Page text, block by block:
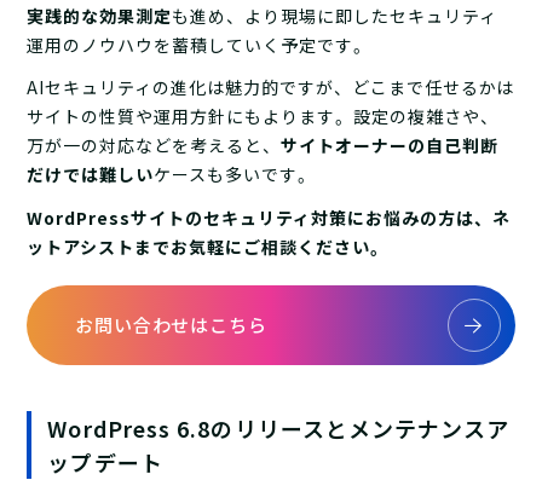
実践的な効果測定も進め、より現場に即したセキュリティ
運用のノウハウを蓄積していく予定です。
AIセキュリティの進化は魅力的ですが、どこまで任せるかは
サイトの性質や運用方針にもよります。設定の複雑さや、
万が一の対応などを考えると、サイトオーナーの自己判断
だけでは難しいケースも多いです。
WordPressサイトのセキュリティ対策にお悩みの方は、ネ
ットアシストまでお気軽にご相談ください。
お問い合わせはこちら
WordPress 6.8のリリースとメンテナンスア
ップデート